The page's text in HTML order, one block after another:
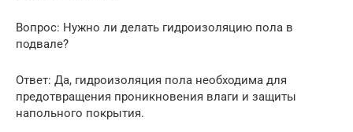
Вопрос: Нужно ли делать гидроизоляцию пола в
подвале?
Ответ: Да, гидроизоляция пола необходима для
предотвращения проникновения влаги и защиты
напольного покрытия.